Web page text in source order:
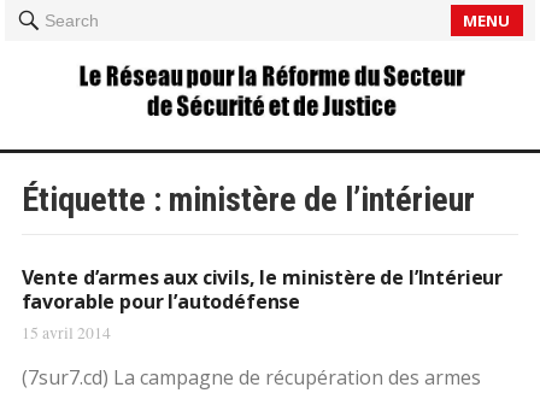
Search MENU
Étiquette : ministère de l’intérieur
Vente d’armes aux civils, le ministère de l’Intérieur
favorable pour l’autodéfense
15 avril 2014
(7sur7.cd) La campagne de récupération des armes